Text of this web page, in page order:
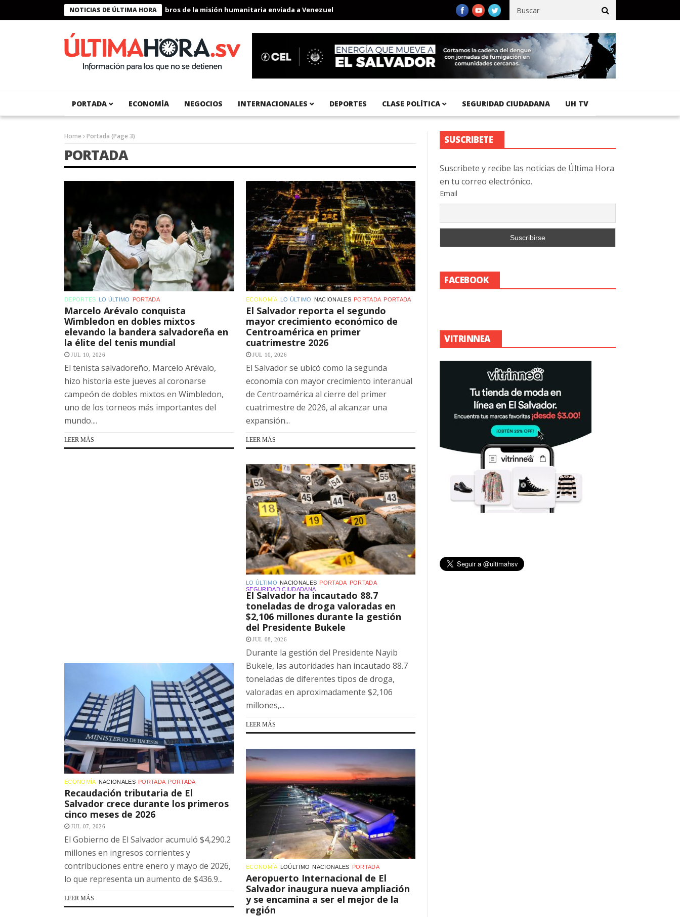
NOTICIAS DE ÚLTIMA HORA
Presidente Bukele condecora a miembros de la misión humanitaria enviada a Venezuela Aeropuerto Internacional del Pacífico registra 92 % de avance en obras de terracería
PORTADA ECONOMÍA NEGOCIOS INTERNACIONALES DEPORTES CLASE POLÍTICA SEGURIDAD CIUDADANA UH TV
Home Portada (Page 3)
PORTADA
DEPORTES LO ÚLTIMO PORTADA
Marcelo Arévalo conquista
Wimbledon en dobles mixtos
elevando la bandera salvadoreña en
la élite del tenis mundial
JUL 10, 2026
El tenista salvadoreño, Marcelo Arévalo,
hizo historia este jueves al coronarse
campeón de dobles mixtos en Wimbledon,
uno de los torneos más importantes del
mundo....
LEER MÁS
ECONOMÍA LO ÚLTIMO NACIONALES PORTADA PORTADA
El Salvador reporta el segundo
mayor crecimiento económico de
Centroamérica en primer
cuatrimestre 2026
JUL 10, 2026
El Salvador se ubicó como la segunda
economía con mayor crecimiento interanual
de Centroamérica al cierre del primer
cuatrimestre de 2026, al alcanzar una
expansión...
LEER MÁS
LO ÚLTIMO NACIONALES PORTADA PORTADA
SEGURIDAD CIUDADANA
El Salvador ha incautado 88.7
toneladas de droga valoradas en
$2,106 millones durante la gestión
del Presidente Bukele
JUL 08, 2026
Durante la gestión del Presidente Nayib
Bukele, las autoridades han incautado 88.7
toneladas de diferentes tipos de droga,
valoradas en aproximadamente $2,106
millones,...
LEER MÁS
ECONOMÍA NACIONALES PORTADA PORTADA
Recaudación tributaria de El
Salvador crece durante los primeros
cinco meses de 2026
JUL 07, 2026
El Gobierno de El Salvador acumuló $4,290.2
millones en ingresos corrientes y
contribuciones entre enero y mayo de 2026,
lo que representa un aumento de $436.9...
LEER MÁS
ECONOMÍA LOÚLTIMO NACIONALES PORTADA
Aeropuerto Internacional de El
Salvador inaugura nueva ampliación
y se encamina a ser el mejor de la
región
SUSCRIBETE
Suscribete y recibe las noticias de Última Hora
en tu correo electrónico.
Email
FACEBOOK
VITRINNEA